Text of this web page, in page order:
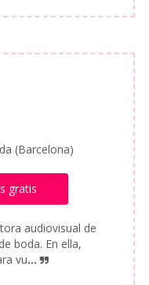
(Barcelona)
gratis
audiovisual de
boda. En ella,
vu...